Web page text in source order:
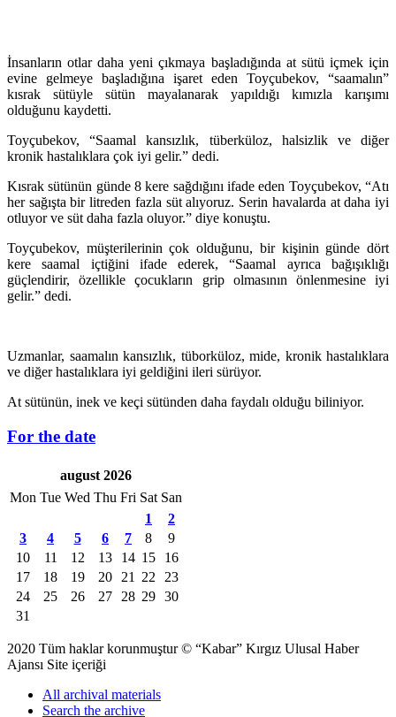
İnsanların otlar daha yeni çıkmaya başladığında at sütü içmek için
evine gelmeye başladığına işaret eden Toyçubekov, “saamalın”
kısrak sütüyle sütün mayalanarak yapıldığı kımızla karışımı
olduğunu kaydetti.
Toyçubekov, “Saamal kansızlık, tüberküloz, halsizlik ve diğer
kronik hastalıklara çok iyi gelir.” dedi.
Kısrak sütünün günde 8 kere sağdığını ifade eden Toyçubekov, “Atı
her sağışta bir litreden fazla süt alıyoruz. Serin havalarda at daha iyi
otluyor ve süt daha fazla oluyor.” diye konuştu.
Toyçubekov, müşterilerinin çok olduğunu, bir kişinin günde dört
kere saamal içtiğini ifade ederek, “Saamal ayrıca bağışıklığı
güçlendirir, özellikle çocukların grip olmasının önlenmesine iyi
gelir.” dedi.
Uzmanlar, saamalın kansızlık, tüborküloz, mide, kronik hastalıklara
ve diğer hastalıklara iyi geldiğini ileri sürüyor.
At sütünün, inek ve keçi sütünden daha faydalı olduğu biliniyor.
For the date
august 2026
Mon Tue Wed Thu Fri Sat San
1
2
3
4 5 6 7 8
9
10
11 12 13 14 15
16
17
18 19 20 21 22
23
24
25 26 27 28 29 30
31
2020 Tüm haklar korunmuştur © “Kabar” Kırgız Ulusal Haber
Ajansı Site içeriği
All archival materials
Search the archive